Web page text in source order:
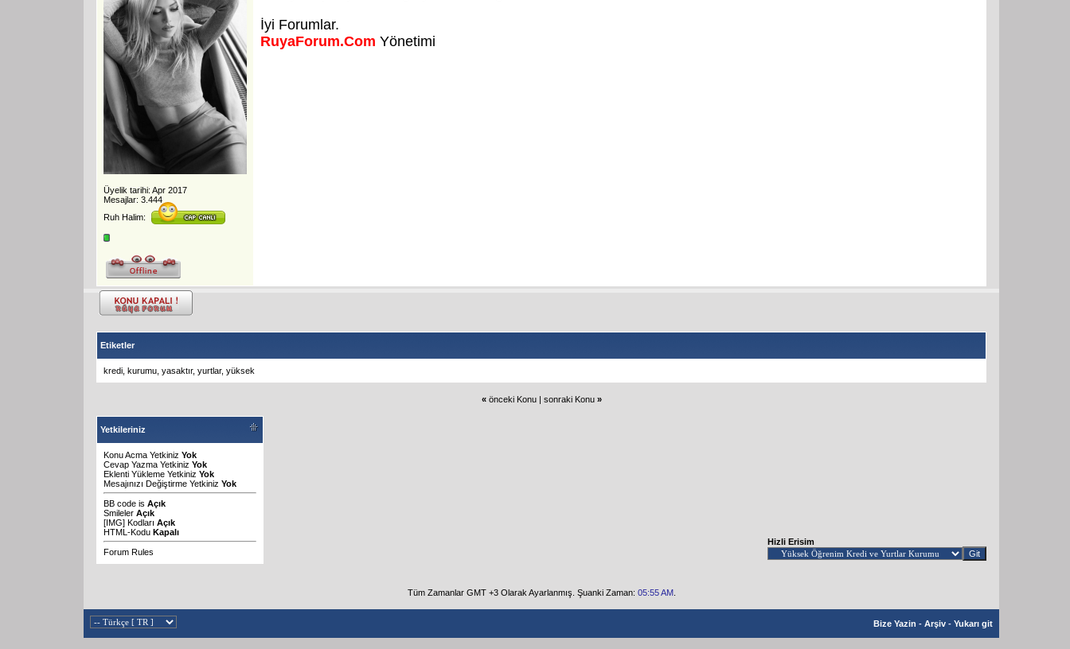
Üyelik tarihi: Apr 2017
Mesajlar: 3.444
Ruh Halim:
İyi Forumlar.
RuyaForum.Com Yönetimi
Etiketler
kredi kurumu yasaktır, yurtlar, yüksek
« önceki Konu| sonraki Konu »
Yetkileriniz
Konu Acma Yetkiniz Yok
Cevap Yazma Yetkiniz Yok
Eklenti Yükleme Yetkiniz Yok
Mesajınızı Değiştirme Yetkiniz Yok
BB code is Açık
Smileler Açık
[IMG] Kodları Açık
HTML-Kodu Kapalı
Forum Rules
Hizli Erisim
Tüm Zamanlar GMT +3 Olarak Ayarlanmış. Şuanki Zaman: 05:55 AM.
Bize Yazin - Arşiv - Yukarı git